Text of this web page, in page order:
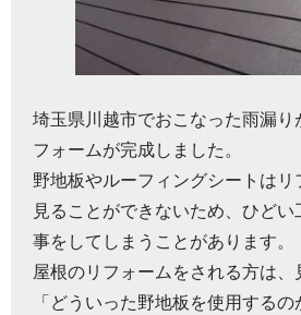
埼玉県川越市でおこなった雨漏り
フォームが完成しました。
野地板やルーフィングシートはリ
見ることができないため、ひど
事をしてしまうことがあります。
屋根のリフォームをされる方は、
「どういった野地板を使用する